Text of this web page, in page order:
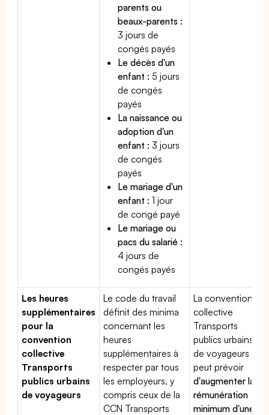
parents ou
beaux-parents :
3 jours de
congés payés
Le décès d'un
enfant : 5 jours
de congés
payés
La naissance ou
adoption d'un
enfant : 3 jours
de congés
payés
Le mariage d'un
enfant : 1 jour
de congé payé
Le mariage ou
pacs du salarié :
4 jours de
congés payés
Les heures
supplémentaires
pour la
convention
collective
Transports
publics urbains
de voyageurs
Le code du travail
définit des minima
concernant les
heures
supplémentaires à
respecter par tous
les employeurs, y
compris ceux de la
CCN Transports
La convention
collective
Transports
publics urbains
de voyageurs
peut prévoir
d'augmenter la
rémunération
minimum d'une